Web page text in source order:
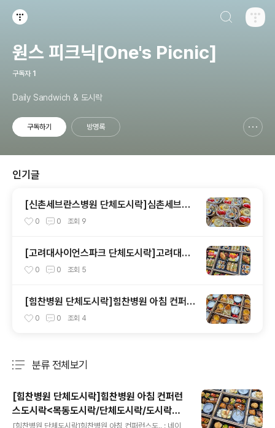
원스 피크닉[One's Picnic]
구독자 1
Daily Sandwich & 도시락
구독하기 방명록
인기글
[신촌세브란스병원 단체도시락]심촌세브란
스병원 아침 컨퍼런스도시락<목동도시락/단
0 0 조회 9
[고려대사이언스파크 단체도시락]고려대사
이언스파크 아침 컨퍼런스도시락<목동도시
0 0 조회 5
[힘찬병원 단체도시락]힘찬병원 아침 컨퍼런
스도시락<목동도시락/단체도시락/도시락케
0 0 조회 4
분류 전체보기
[힘찬병원 단체도시락]힘찬병원 아침 컨퍼런
스도시락<목동도시락/단체도시락/도시락케
이터링:원스피크닉>
[힘찬병원 단체도시락]힘찬병원 아침 컨퍼런스도.. : 네이